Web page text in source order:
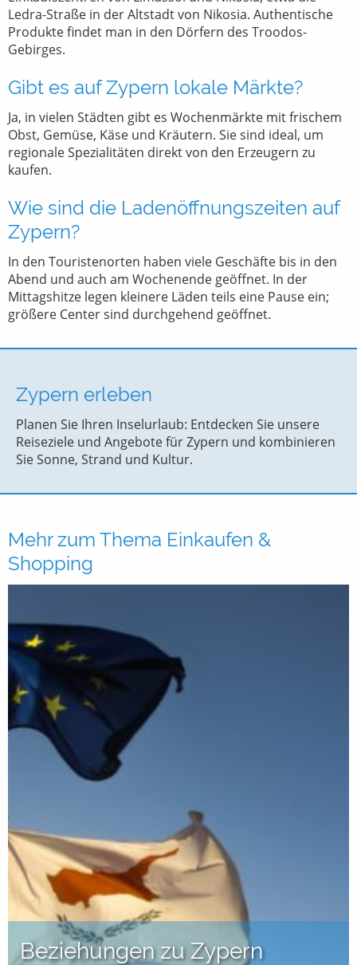
Ledra-Straße in der Altstadt von Nikosia. Authentische
Produkte findet man in den Dörfern des Troodos-
Gebirges.
Gibt es auf Zypern lokale Märkte?
Ja, in vielen Städten gibt es Wochenmärkte mit frischem
Obst, Gemüse, Käse und Kräutern. Sie sind ideal, um
regionale Spezialitäten direkt von den Erzeugern zu
kaufen.
Wie sind die Ladenöffnungszeiten auf
Zypern?
In den Touristenorten haben viele Geschäfte bis in den
Abend und auch am Wochenende geöffnet. In der
Mittagshitze legen kleinere Läden teils eine Pause ein;
größere Center sind durchgehend geöffnet.
Zypern erleben
Planen Sie Ihren Inselurlaub: Entdecken Sie unsere
Reiseziele und Angebote für Zypern und kombinieren
Sie Sonne, Strand und Kultur.
Mehr zum Thema Einkaufen &
Shopping
Beziehungen zu Zypern